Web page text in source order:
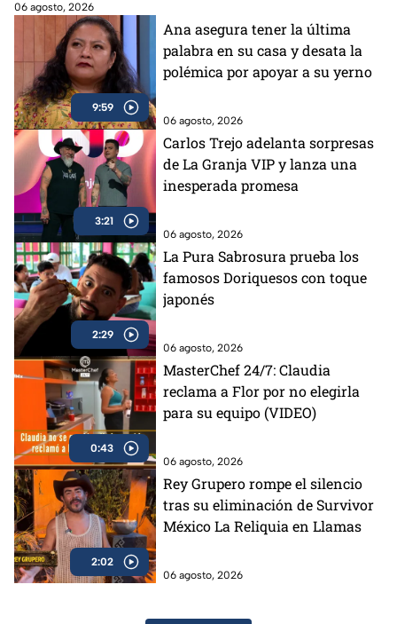
06 agosto, 2026
9:59
Ana asegura tener la última
palabra en su casa y desata la
polémica por apoyar a su yerno
06 agosto, 2026
3:21
Carlos Trejo adelanta sorpresas
de La Granja VIP y lanza una
inesperada promesa
06 agosto, 2026
2:29
La Pura Sabrosura prueba los
famosos Doriquesos con toque
japonés
06 agosto, 2026
0:43
MasterChef 24/7: Claudia
reclama a Flor por no elegirla
para su equipo (VIDEO)
06 agosto, 2026
2:02
Rey Grupero rompe el silencio
tras su eliminación de Survivor
México La Reliquia en Llamas
06 agosto, 2026